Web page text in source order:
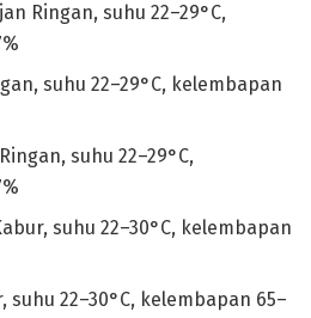
Ringan, suhu 22–29°C,
suhu 22–29°C, kelembapan
suhu 22–29°C,
suhu 22–30°C, kelembapan
suhu 22–30°C, kelembapan 65–